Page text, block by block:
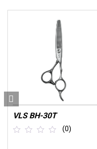
VLS BH-30T
(0)